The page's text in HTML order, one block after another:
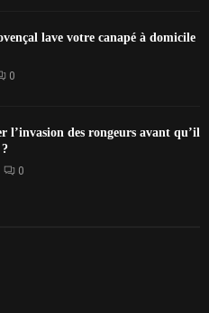
lave votre canapé à domicile
0
l’invasion des rongeurs avant qu’il
0